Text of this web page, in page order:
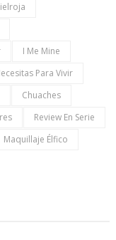
I Me Mine
Para Vivir
Chuaches
Review En Serie
Maquillaje Élfico